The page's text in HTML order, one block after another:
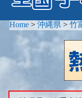
Home > 沖縄県 > 竹